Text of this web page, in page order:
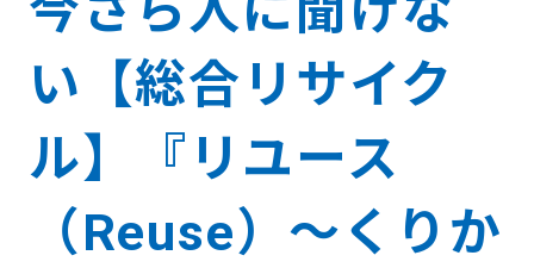
い【総合リサイク
ル】『リユース
（Reuse）～くりか